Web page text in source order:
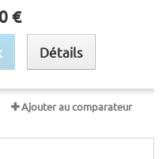
€
Détails
Ajouter au comparateur